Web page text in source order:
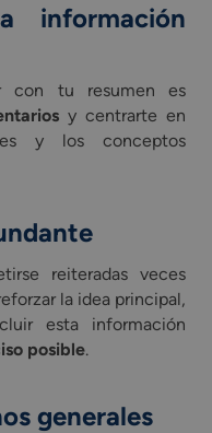
información
con tu resumen es
y centrarte en
y los conceptos
reiteradas veces
la idea principal,
esta información
posible.
generales